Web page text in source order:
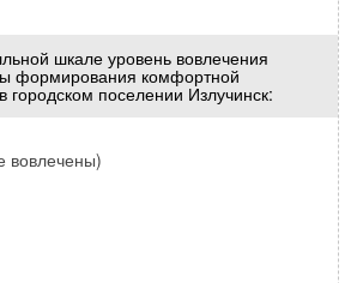
шкале уровень вовлечения
формирования комфортной
городском поселении Излучинск:
вовлечены)